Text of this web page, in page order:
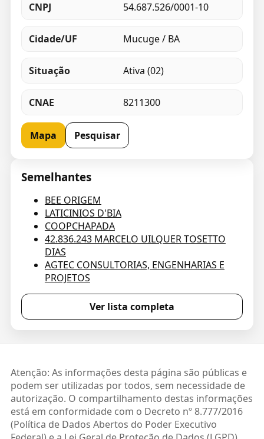
CNPJ 54.687.526/0001-10
Cidade/UF Mucuge / BA
Situação Ativa (02)
CNAE 8211300
Mapa Pesquisar
Semelhantes
BEE ORIGEM
LATICINIOS D'BIA
COOPCHAPADA
42.836.243 MARCELO UILQUER TOSETTO
DIAS
AGTEC CONSULTORIAS, ENGENHARIAS E
PROJETOS
Ver lista completa
Atenção: As informações desta página são públicas e
podem ser utilizadas por todos, sem necessidade de
autorização. O compartilhamento destas informações
está em conformidade com o Decreto nº 8.777/2016
(Política de Dados Abertos do Poder Executivo